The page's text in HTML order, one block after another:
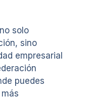
solo
sino
empresarial
puedes